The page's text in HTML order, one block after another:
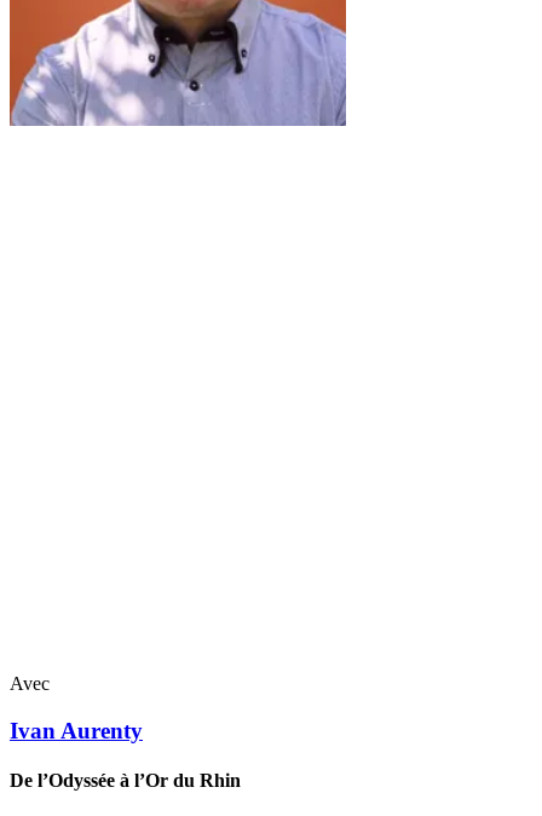
Avec
Ivan Aurenty
De l’Odyssée à l’Or du Rhin